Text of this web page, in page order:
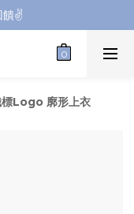
饋✌️
饋✌️
中📢
饋✌️
標Logo 廓形上衣